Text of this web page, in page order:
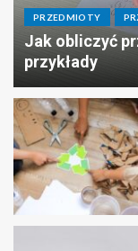
PRZEDMIOTY
Jak obliczyć
przykłady